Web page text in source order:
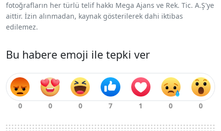
fotoğrafların her türlü telif hakkı Mega Ajans ve Rek. Tic. A.Ş'ye
aittir. İzin alınmadan, kaynak gösterilerek dahi iktibas
edilemez.
Bu habere emoji ile tepki ver